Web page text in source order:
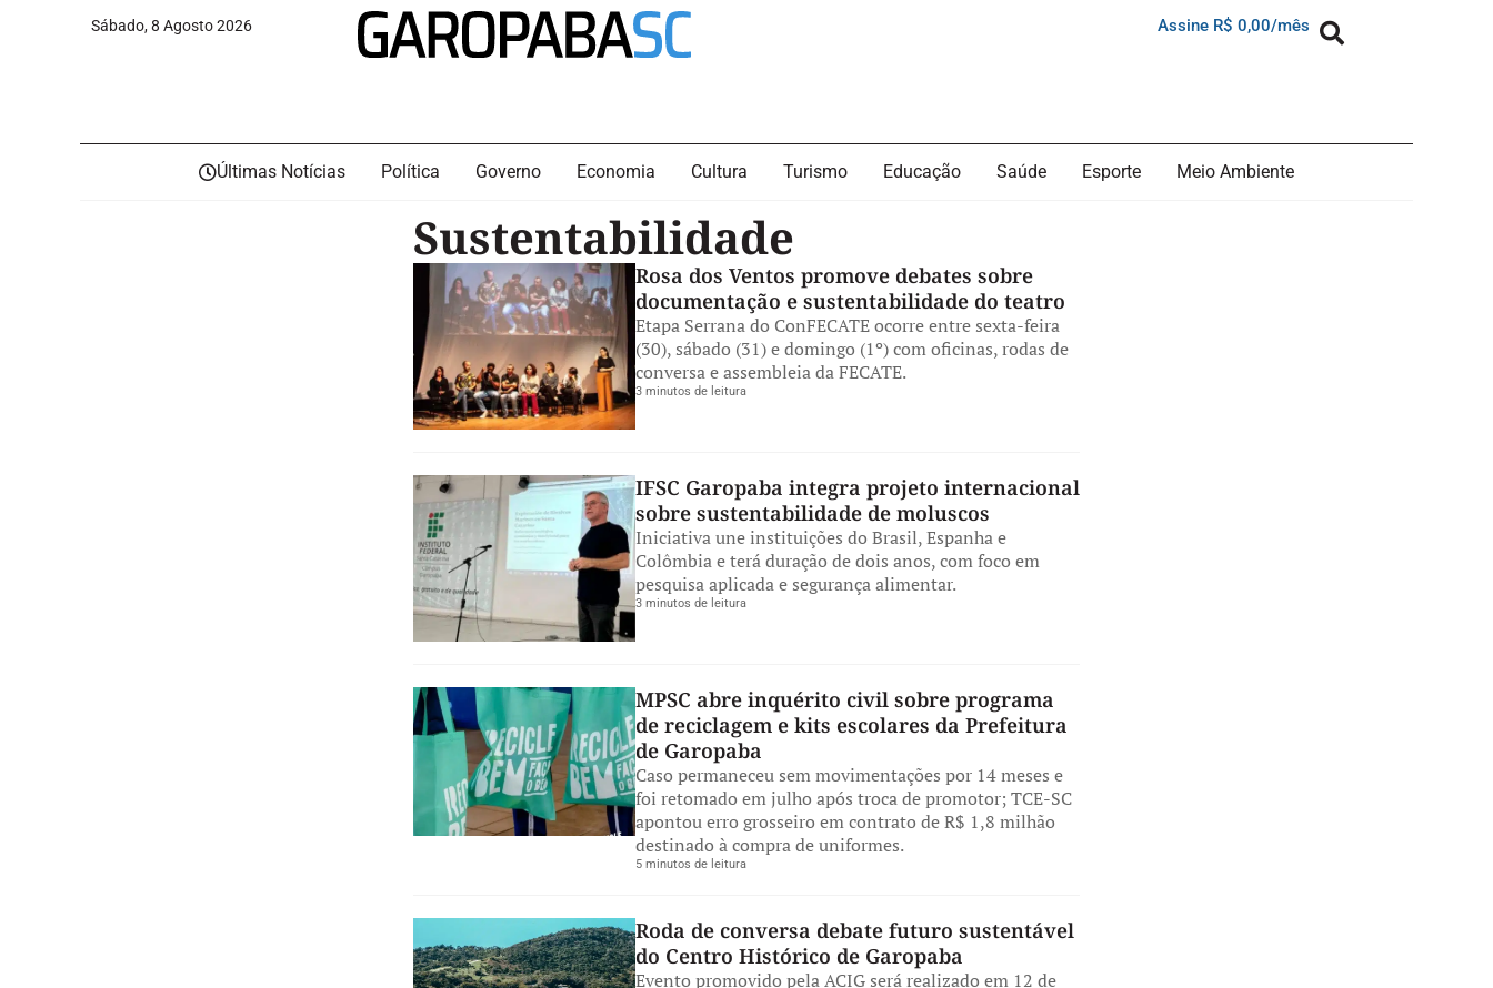
Sábado, 8 Agosto 2026 Assine R$ 0,00/mês
Últimas Notícias Política Governo Economia Cultura Turismo Educação Saúde Esporte Meio Ambiente
Sustentabilidade
Rosa dos Ventos promove debates sobre
documentação e sustentabilidade do teatro
Etapa Serrana do ConFECATE ocorre entre sexta-feira
(30), sábado (31) e domingo (1º) com oficinas, rodas de
conversa e assembleia da FECATE.
3 minutos de leitura
IFSC Garopaba integra projeto internacional
sobre sustentabilidade de moluscos
Iniciativa une instituições do Brasil, Espanha e
Colômbia e terá duração de dois anos, com foco em
pesquisa aplicada e segurança alimentar.
3 minutos de leitura
MPSC abre inquérito civil sobre programa
de reciclagem e kits escolares da Prefeitura
de Garopaba
Caso permaneceu sem movimentações por 14 meses e
foi retomado em julho após troca de promotor; TCE-SC
apontou erro grosseiro em contrato de R$ 1,8 milhão
destinado à compra de uniformes.
5 minutos de leitura
Roda de conversa debate futuro sustentável
do Centro Histórico de Garopaba
Evento promovido pela ACIG será realizado em 12 de